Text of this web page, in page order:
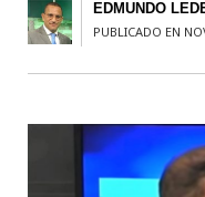
EDMUNDO
PUBLICADO EN